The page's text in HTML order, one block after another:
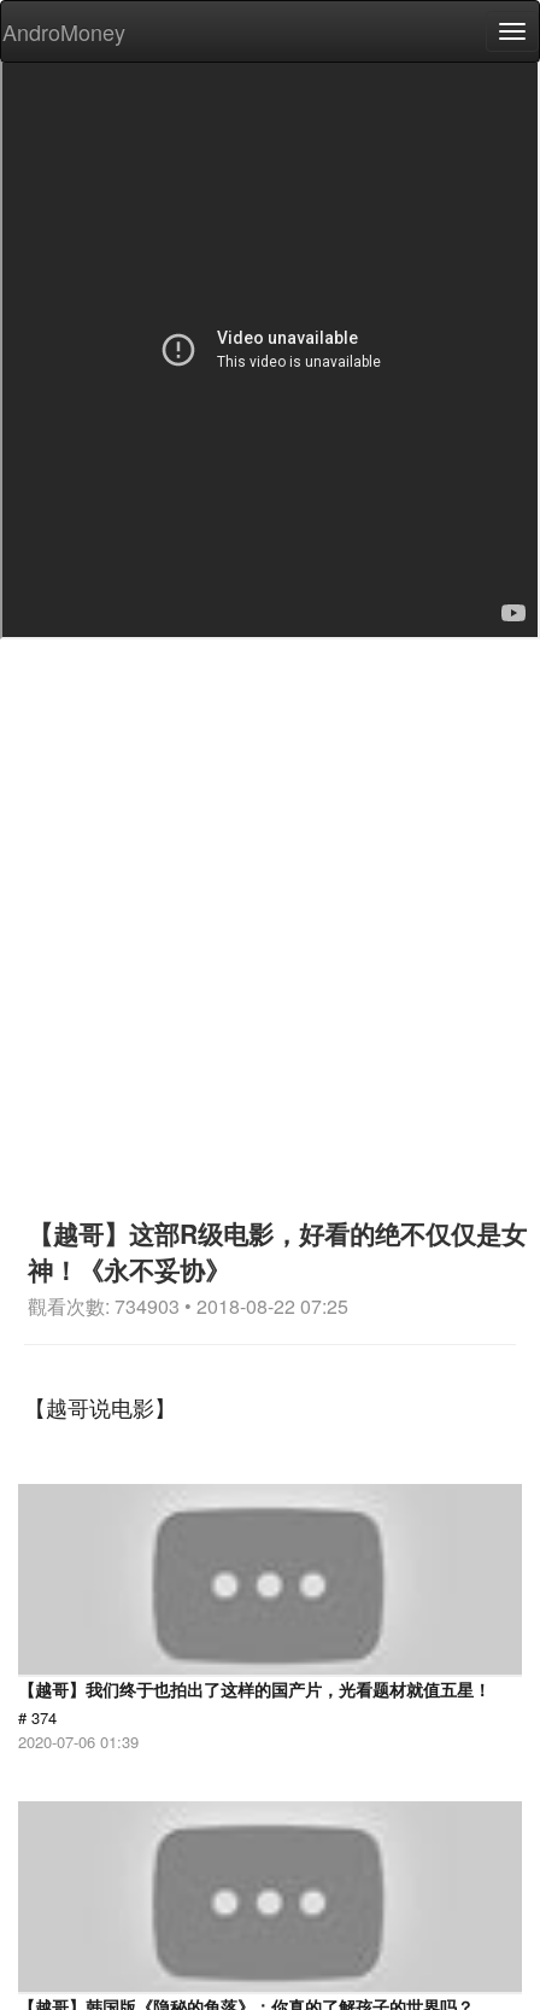
AndroMoney
【越哥】这部R级电影，好看的绝不仅仅是女
神！《永不妥协》
觀看次數: 734903 • 2018-08-22 07:25
【越哥说电影】
【越哥】我们终于也拍出了这样的国产片，光看题材就值五星！
# 374
2020-07-06 01:39